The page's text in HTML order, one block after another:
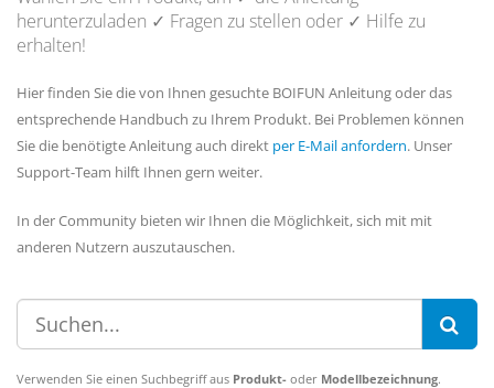
herunterzuladen ✓ Fragen zu stellen oder ✓ Hilfe zu
erhalten!
Hier finden Sie die von Ihnen gesuchte BOIFUN Anleitung oder das
entsprechende Handbuch zu Ihrem Produkt. Bei Problemen können
Sie die benötigte Anleitung auch direkt per E-Mail anfordern. Unser
Support-Team hilft Ihnen gern weiter.
In der Community bieten wir Ihnen die Möglichkeit, sich mit mit
anderen Nutzern auszutauschen.
Verwenden Sie einen Suchbegriff aus Produkt- oder Modellbezeichnung.